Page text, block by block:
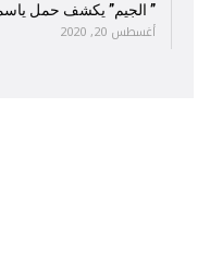
” الجيم” يكشف حمل
أغسطس 20, 2020